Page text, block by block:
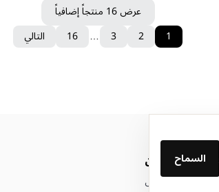
عرض 16 منتجاً إضافياً
1
2
3
…
16 التالي
السماحمن نحن
عن ليتوال